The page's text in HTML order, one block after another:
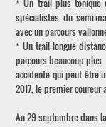
* Un trail plus tonique
spécialistes du semi-
avec un parcours
* Un trail longue
parcours beaucoup plus
accidenté qui peut être
2017, le premier
Au 29 septembre dans